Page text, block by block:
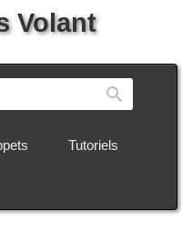
Volant
Tutoriels